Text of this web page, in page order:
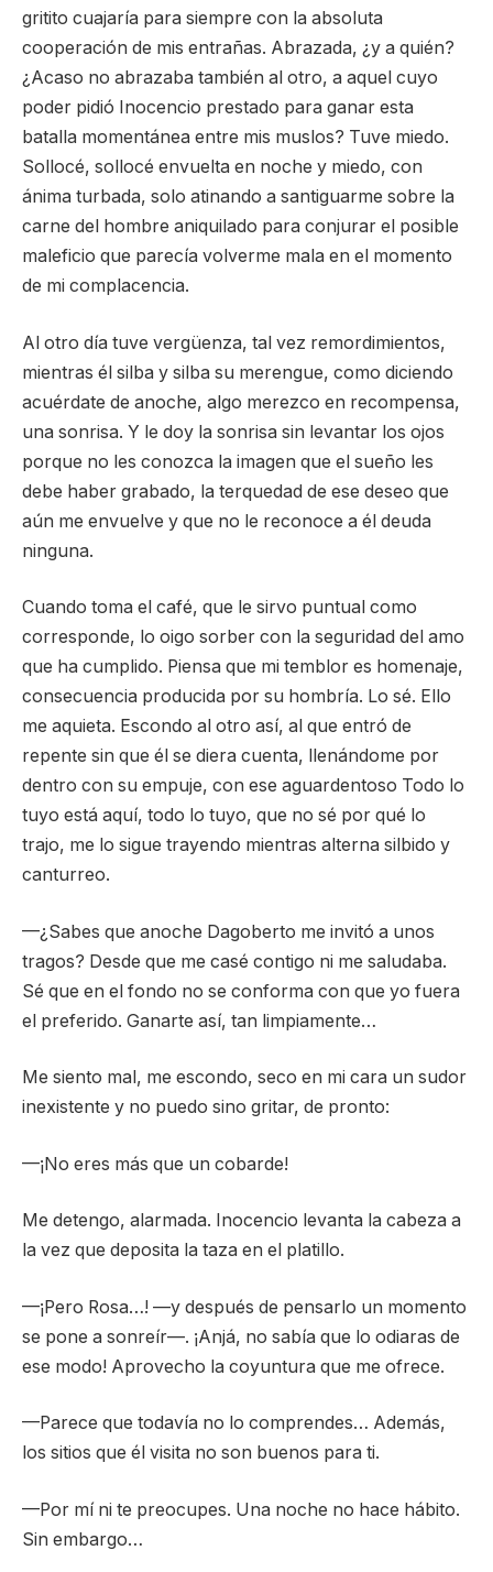
gritito cuajaría para siempre con la absoluta
cooperación de mis entrañas. Abrazada, ¿y a quién?
¿Acaso no abrazaba también al otro, a aquel cuyo
poder pidió Inocencio prestado para ganar esta
batalla momentánea entre mis muslos? Tuve miedo.
Sollocé, sollocé envuelta en noche y miedo, con
ánima turbada, solo atinando a santiguarme sobre la
carne del hombre aniquilado para conjurar el posible
maleficio que parecía volverme mala en el momento
de mi complacencia.
Al otro día tuve vergüenza, tal vez remordimientos,
mientras él silba y silba su merengue, como diciendo
acuérdate de anoche, algo merezco en recompensa,
una sonrisa. Y le doy la sonrisa sin levantar los ojos
porque no les conozca la imagen que el sueño les
debe haber grabado, la terquedad de ese deseo que
aún me envuelve y que no le reconoce a él deuda
ninguna.
Cuando toma el café, que le sirvo puntual como
corresponde, lo oigo sorber con la seguridad del amo
que ha cumplido. Piensa que mi temblor es homenaje,
consecuencia producida por su hombría. Lo sé. Ello
me aquieta. Escondo al otro así, al que entró de
repente sin que él se diera cuenta, llenándome por
dentro con su empuje, con ese aguardentoso Todo lo
tuyo está aquí, todo lo tuyo, que no sé por qué lo
trajo, me lo sigue trayendo mientras alterna silbido y
canturreo.
—¿Sabes que anoche Dagoberto me invitó a unos
tragos? Desde que me casé contigo ni me saludaba.
Sé que en el fondo no se conforma con que yo fuera
el preferido. Ganarte así, tan limpiamente…
Me siento mal, me escondo, seco en mi cara un sudor
inexistente y no puedo sino gritar, de pronto:
—¡No eres más que un cobarde!
Me detengo, alarmada. Inocencio levanta la cabeza a
la vez que deposita la taza en el platillo.
—¡Pero Rosa…! —y después de pensarlo un momento
se pone a sonreír—. ¡Anjá, no sabía que lo odiaras de
ese modo! Aprovecho la coyuntura que me ofrece.
—Parece que todavía no lo comprendes… Además,
los sitios que él visita no son buenos para ti.
—Por mí ni te preocupes. Una noche no hace hábito.
Sin embargo…